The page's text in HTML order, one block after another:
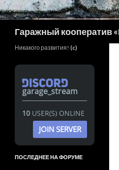
Гаражный кооператив
Никакого развития! (c)
garage_stream
10 USER(S) ONLINE
JOIN SERVER
ПОСЛЕДНЕЕ НА ФОРУМЕ